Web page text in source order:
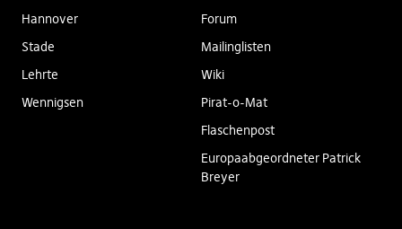
Hannover
Stade
Lehrte
Wennigsen
Forum
Mailinglisten
Wiki
Pirat-o-Mat
Flaschenpost
Europaabgeordneter Patrick
Breyer